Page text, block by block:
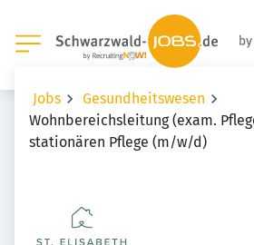
Jobs
Gesundheitswesen
Wohnbereichsleitung (exam.
stationären Pflege (m/w/d)